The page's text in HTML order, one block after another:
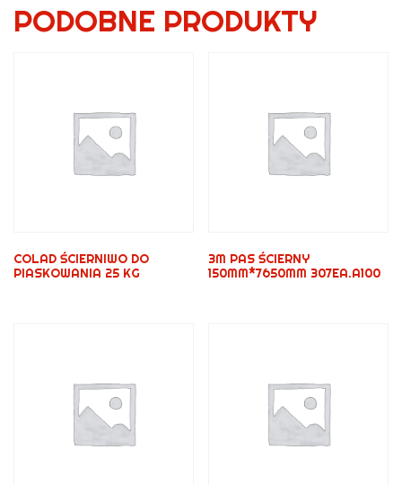
PODOBNE PRODUKTY
COLAD ŚCIERNIWO DO
PIASKOWANIA 25 KG
3M PAS ŚCIERNY
150MM*7650MM 307EA.A100